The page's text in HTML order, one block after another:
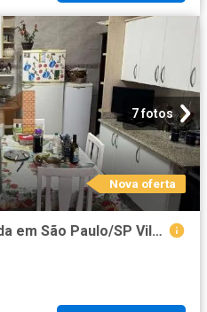
7 fotos
Nova oferta
Casa / Sobrado para Venda em São Paulo/SP Vila Carolina 3 Quartos